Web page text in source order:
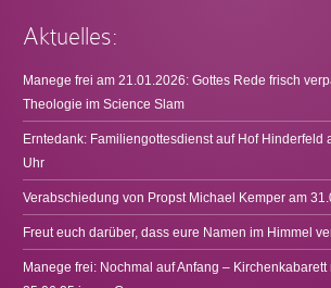
Aktuelles:
Manege frei am 21.01.2026: Gottes Rede frisch
Theologie im Science Slam
Erntedank: Familiengottesdienst auf Hof Hinderfeld
Uhr
Verabschiedung von Propst Michael Kemper am
Freut euch darüber, dass eure Namen im Himmel
Manege frei: Nochmal auf Anfang –